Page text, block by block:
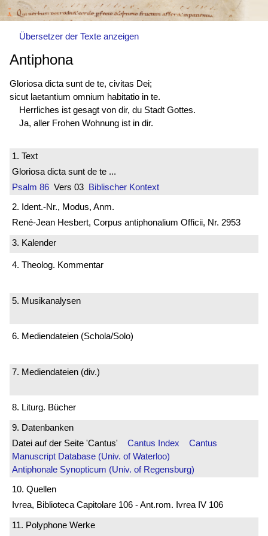
Übersetzer der Texte anzeigen
Antiphona
Gloriosa dicta sunt de te, civitas Dei;
sicut laetantium omnium habitatio in te.
Herrliches ist gesagt von dir, du Stadt Gottes.
Ja, aller Frohen Wohnung ist in dir.
1. Text
Gloriosa dicta sunt de te ...
Psalm 86 Vers 03 Biblischer Kontext
2. Ident.-Nr., Modus, Anm.
René-Jean Hesbert, Corpus antiphonalium Officii, Nr. 2953
3. Kalender
4. Theolog. Kommentar
5. Musikanalysen
6. Mediendateien (Schola/Solo)
7. Mediendateien (div.)
8. Liturg. Bücher
9. Datenbanken
Datei auf der Seite 'Cantus' Cantus Index
Cantus
Manuscript Database (Univ. of Waterloo)
Antiphonale Synopticum (Univ. of Regensburg)
10. Quellen
Ivrea, Biblioteca Capitolare 106 - Ant.rom. Ivrea IV 106
11. Polyphone Werke